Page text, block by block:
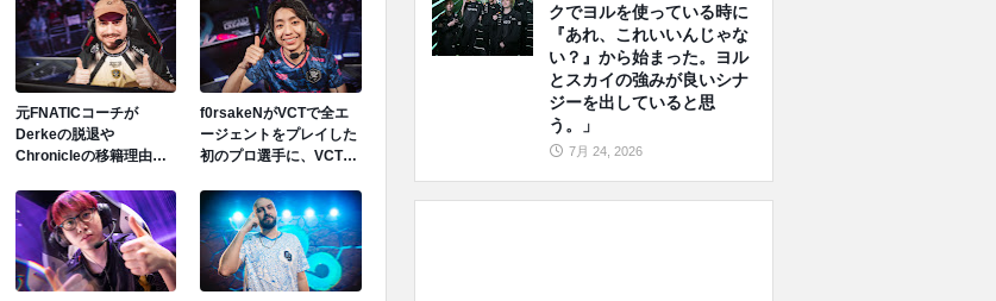
元FNATICコーチが
Derkeの脱退や
Chronicleの移籍理由を
金銭的理由ではない」
f0rsakeNがVCTで全エ
ージェントをプレイした
初のプロ選手に、VCT
Secret戦で遂にゲッコー
を解禁
クでヨルを使っている時に
『あれ、これいいんじゃな
い？』から始まった。ヨル
とスカイの強みが良いシナ
ジーを出していると思
う。」
7月 24, 2026